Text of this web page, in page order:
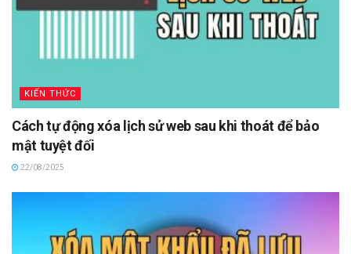
KIẾN THỨC
Cách tự động xóa lịch sử web sau khi thoát để bảo
mật tuyệt đối
22/08/2025